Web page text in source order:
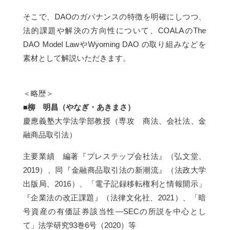
そこで、DAOのガバナンスの特徴を明確にしつつ、
法的課題や解決の方向性について、COALAのThe
DAO Model LawやWyoming DAO の取り組みなどを
素材として解説いただきます。
＜略歴＞
■柳 明昌（やなぎ・あきまさ）
慶應義塾大学法学部教授（専攻 商法、会社法、金
融商品取引法）
主要業績 編著『プレステップ会社法』（弘文堂、
2019）、同『金融商品取引法の新潮流』（法政大学
出版局、2016）、「電子記録移転権利と情報開示」
『企業法の改正課題』（法律文化社、2021）、「暗
号資産の有価証券該当性―SECの所説を中心とし
て」法学研究93巻6号（2020）等